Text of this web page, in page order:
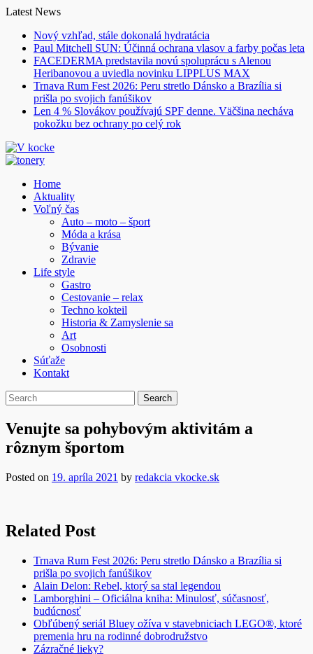
Skip
content
Latest News
Nový vzhľad, stále dokonalá hydratácia
Paul Mitchell SUN: Účinná ochrana vlasov a farby počas leta
FACEDERMA predstavila novú spoluprácu s Alenou
Heribanovou a uviedla novinku LIPPLUS MAX
Trnava Rum Fest 2026: Peru stretlo Dánsko a Brazília si
prišla po svojich fanúšikov
Len 4 % Slovákov používajú SPF denne. Väčšina necháva
pokožku bez ochrany po celý rok
Home
Aktuality
Voľný čas
Auto – moto – šport
Móda a krása
Bývanie
Zdravie
Life style
Gastro
Cestovanie – relax
Techno kokteil
Historia & Zamyslenie sa
Art
Osobnosti
Súťaže
Kontakt
Venujte sa pohybovým aktivitám a
rôznym športom
Posted on 19. apríla 2021 by redakcia vkocke.sk
Related Post
Trnava Rum Fest 2026: Peru stretlo Dánsko a Brazília si
prišla po svojich fanúšikov
Alain Delon: Rebel, ktorý sa stal legendou
Lamborghini – Oficiálna kniha: Minulosť, súčasnosť,
budúcnosť
Obľúbený seriál Bluey ožíva v stavebniciach LEGO®, ktoré
premenia hru na rodinné dobrodružstvo
Zázračné lieky?